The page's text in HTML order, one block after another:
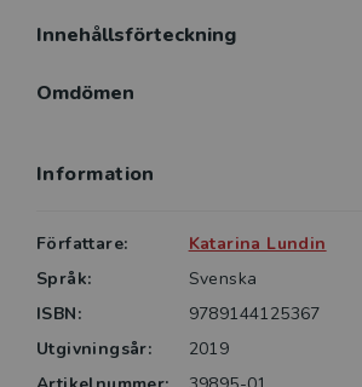
språkstruktur och texter liksom i
blivande och verksamma lärare i
Innehållsförteckning
Omdömen
Information
Författare:
Katarina Lundin
Språk:
Svenska
ISBN:
9789144125367
Utgivningsår:
2019